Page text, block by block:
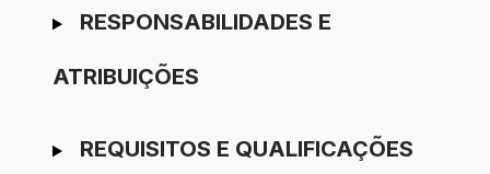
RESPONSABILIDADES E
ATRIBUIÇÕES
REQUISITOS E QUALIFICAÇÕES